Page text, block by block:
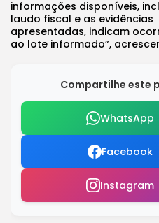
informações disponíveis,
laudo fiscal e as evidências
apresentadas, indicam
ao lote informado”,
Compartilhe este
WhatsApp
Facebook
Instagram